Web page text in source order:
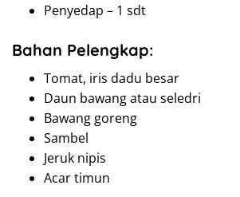
Penyedap – 1 sdt
Bahan Pelengkap:
Tomat, iris dadu besar
Daun bawang atau seledri
Bawang goreng
Sambel
Jeruk nipis
Acar timun